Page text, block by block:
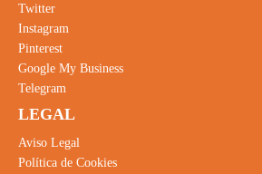
Twitter
Instagram
Pinterest
Google My Business
Telegram
LEGAL
Aviso Legal
Política de Cookies